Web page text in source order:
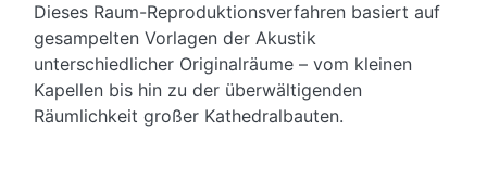
Dieses Raum-Reproduktionsverfahren basiert auf
gesampelten Vorlagen der Akustik
unterschiedlicher Originalräume – vom kleinen
Kapellen bis hin zu der überwältigenden
Räumlichkeit großer Kathedralbauten.